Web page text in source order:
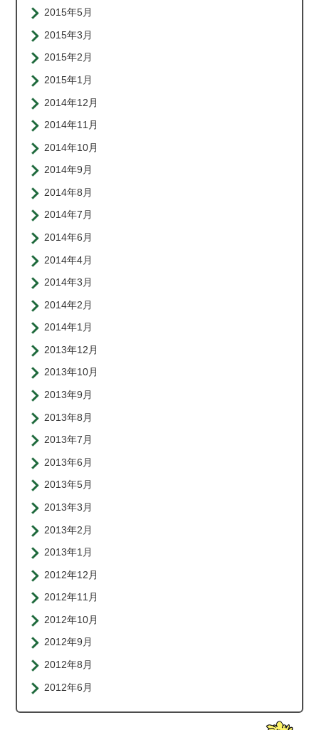
2015年5月
2015年3月
2015年2月
2015年1月
2014年12月
2014年11月
2014年10月
2014年9月
2014年8月
2014年7月
2014年6月
2014年4月
2014年3月
2014年2月
2014年1月
2013年12月
2013年10月
2013年9月
2013年8月
2013年7月
2013年6月
2013年5月
2013年3月
2013年2月
2013年1月
2012年12月
2012年11月
2012年10月
2012年9月
2012年8月
2012年6月